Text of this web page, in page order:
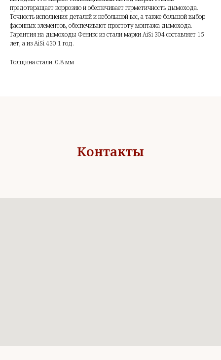
предотвращает коррозию и обеспечивает герметичность дымохода.
Точность исполнения деталей и небольшой вес, а также большой выбор
фасонных элементов, обеспечивают простоту монтажа дымохода.
Гарантия на дымоходы Феникс из стали марки AiSi 304 составляет 15
лет, а из AiSi 430 1 год.
Толщина стали: 0.8 мм
Контакты